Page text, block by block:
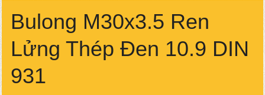
Bulong M30x3.5 Ren
Lửng Thép Đen 10.9 DIN
931